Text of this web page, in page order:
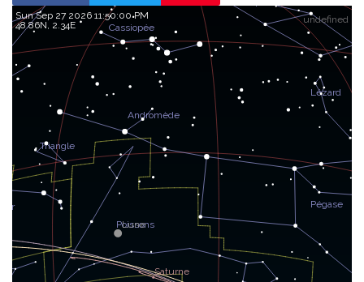
undefined
Sun Sep 27 2026 11:50:00 PM
48.86, 2.34